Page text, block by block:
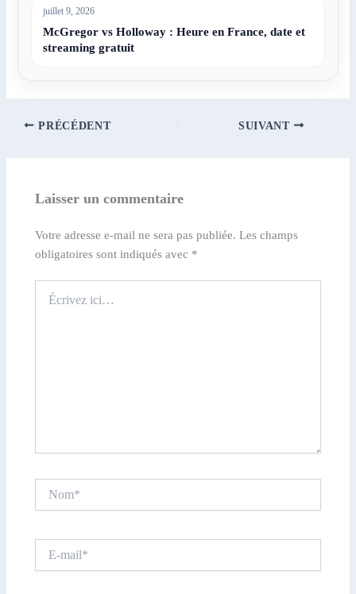
juillet 9, 2026
McGregor vs Holloway : Heure en France, date et
streaming gratuit
PRÉCÉDENT SUIVANT
Laisser un commentaire
Votre adresse e-mail ne sera pas publiée. Les champs
obligatoires sont indiqués avec *
ici…
mail*